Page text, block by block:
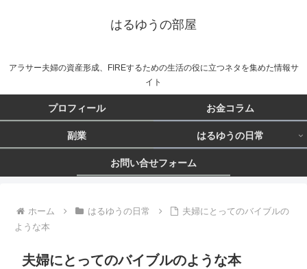
はるゆうの部屋
アラサー夫婦の資産形成、FIREするための生活の役に立つネタを集めた情報サ
イト
プロフィール お金コラム
副業 はるゆうの日常
お問い合せフォーム
ホーム はるゆうの日常
夫婦にとってのバイブルの
ような本
夫婦にとってのバイブルのような本